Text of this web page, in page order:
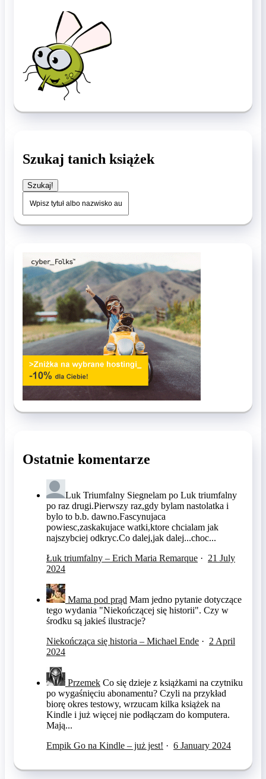
Szukaj tanich książek
Szukaj!
Ostatnie komentarze
Luk Triumfalny Siegnelam po Luk triumfalny
po raz drugi.Pierwszy raz,gdy bylam nastolatka i
bylo to b.b. dawno.Fascynujaca
powiesc,zaskakujace watki,ktore chcialam jak
najszybciej odkryc.Co dalej,jak dalej...choc...
Łuk triumfalny – Erich Maria Remarque · 21 July
2024
Mama pod prąd Mam jedno pytanie dotyczące
tego wydania "Niekończącej się historii". Czy w
środku są jakieś ilustracje?
Niekończąca się historia – Michael Ende · 2 April
2024
Przemek Co się dzieje z książkami na czytniku
po wygaśnięciu abonamentu? Czyli na przykład
biorę okres testowy, wrzucam kilka książek na
Kindle i już więcej nie podłączam do komputera.
Mają...
Empik Go na Kindle – już jest! · 6 January 2024